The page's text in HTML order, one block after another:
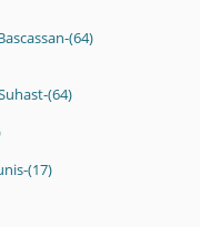
(64)
(64)
(17)